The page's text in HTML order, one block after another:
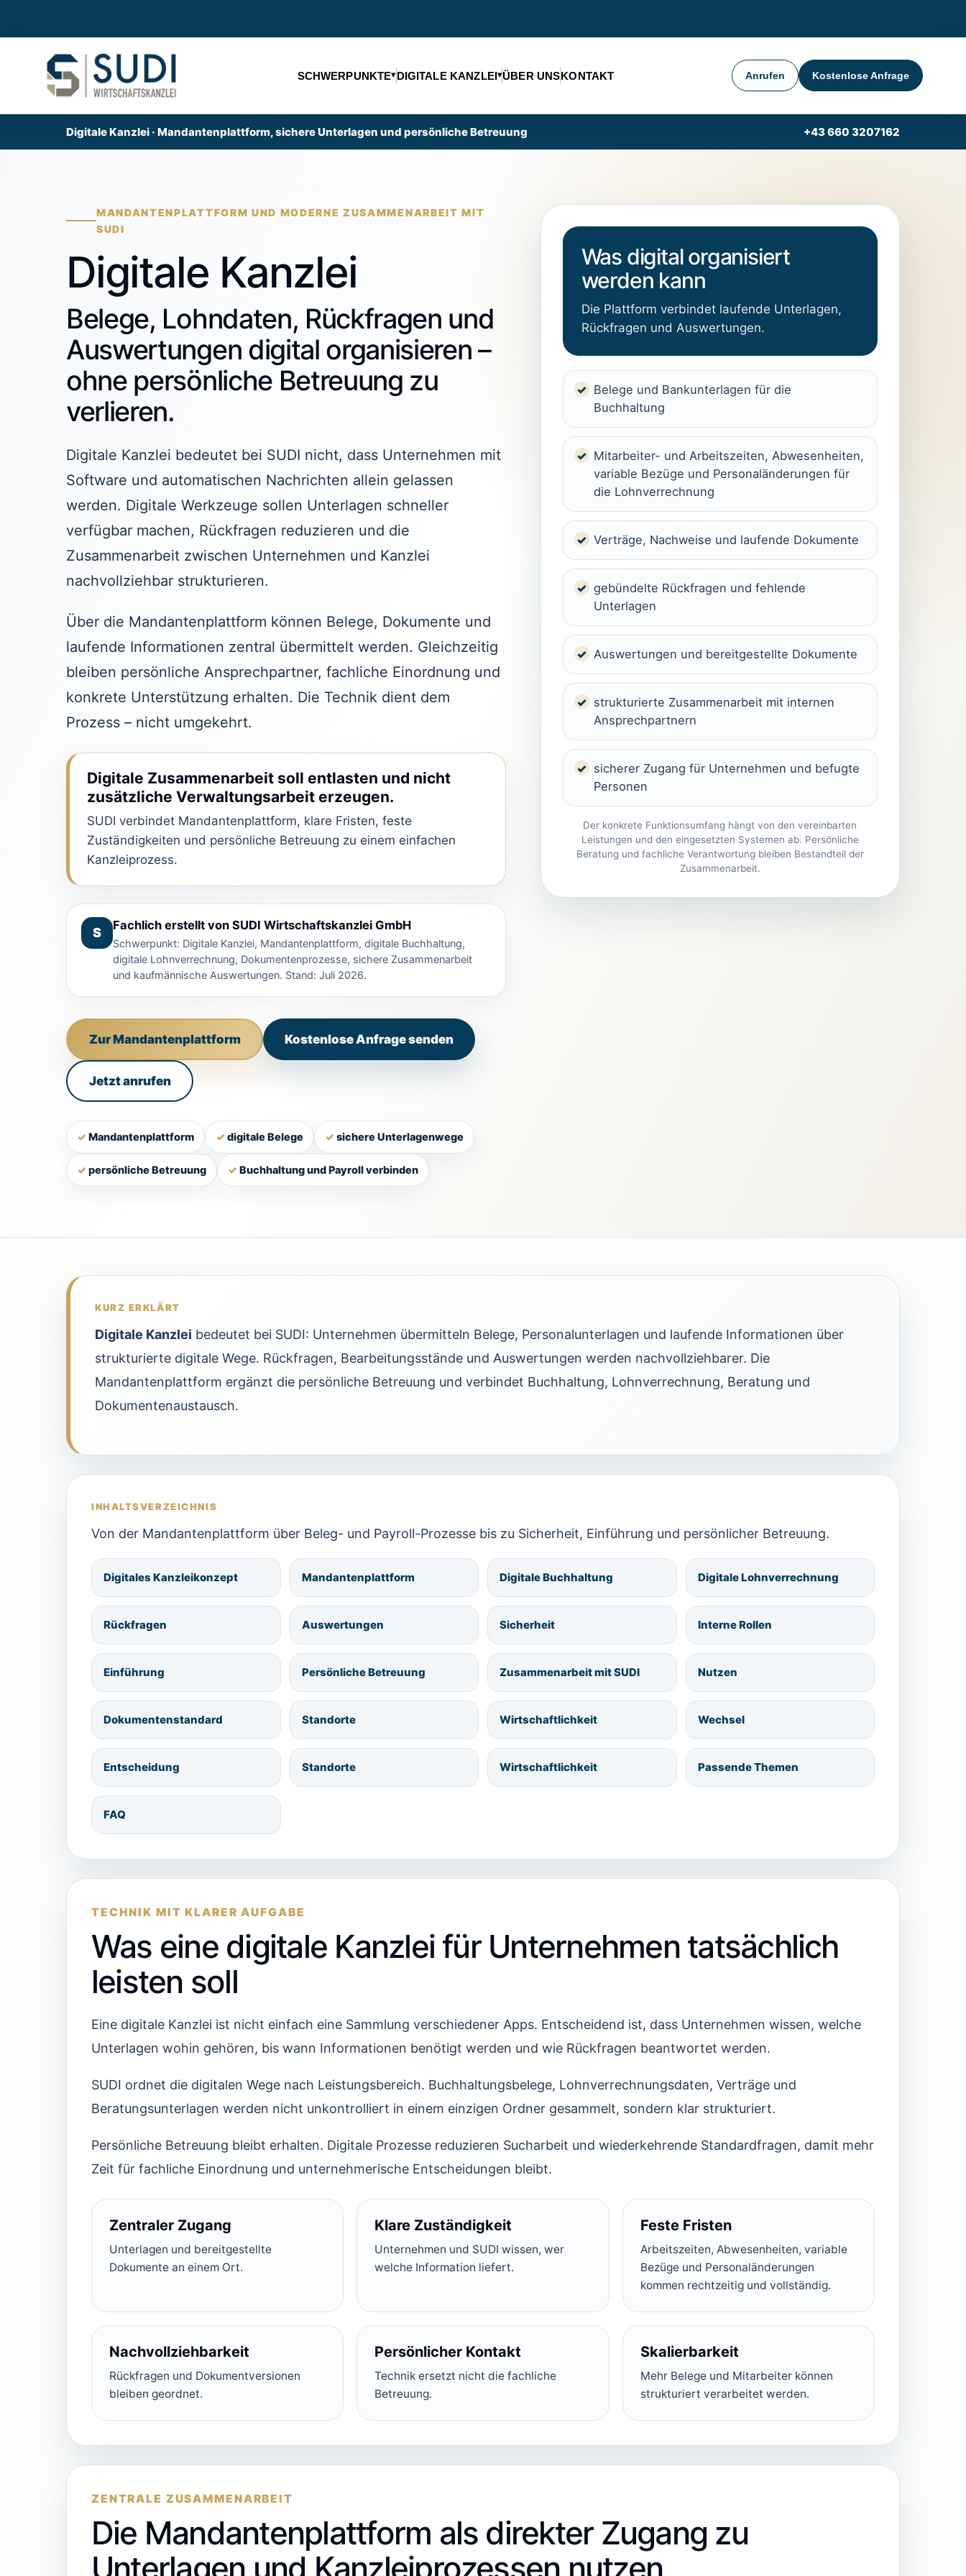
SCHWERPUNKTE DIGITALE KANZLEI ÜBER UNSKONTAKT Anrufen Kostenlose Anfrage
Digitale Kanzlei · Mandantenplattform, sichere Unterlagen und persönliche Betreuung +43 660 3207162
MANDANTENPLATTFORM UND MODERNE ZUSAMMENARBEIT MIT
SUDI
Digitale Kanzlei
Belege, Lohndaten, Rückfragen und
Auswertungen digital organisieren –
ohne persönliche Betreuung zu
verlieren.
Digitale Kanzlei bedeutet bei SUDI nicht, dass Unternehmen mit
Software und automatischen Nachrichten allein gelassen
werden. Digitale Werkzeuge sollen Unterlagen schneller
verfügbar machen, Rückfragen reduzieren und die
Zusammenarbeit zwischen Unternehmen und Kanzlei
nachvollziehbar strukturieren.
Über die Mandantenplattform können Belege, Dokumente und
laufende Informationen zentral übermittelt werden. Gleichzeitig
bleiben persönliche Ansprechpartner, fachliche Einordnung und
konkrete Unterstützung erhalten. Die Technik dient dem
Prozess – nicht umgekehrt.
Digitale Zusammenarbeit soll entlasten und nicht
zusätzliche Verwaltungsarbeit erzeugen.
SUDI verbindet Mandantenplattform, klare Fristen, feste
Zuständigkeiten und persönliche Betreuung zu einem einfachen
Kanzleiprozess.
S Fachlich erstellt von SUDI Wirtschaftskanzlei GmbH
Schwerpunkt: Digitale Kanzlei, Mandantenplattform, digitale Buchhaltung,
digitale Lohnverrechnung, Dokumentenprozesse, sichere Zusammenarbeit
und kaufmännische Auswertungen. Stand: Juli 2026.
Zur Mandantenplattform Kostenlose Anfrage senden
Jetzt anrufen
Mandantenplattform digitale Belege sichere Unterlagenwege
persönliche Betreuung Buchhaltung und Payroll verbinden
Was digital organisiert
werden kann
Die Plattform verbindet laufende Unterlagen,
Rückfragen und Auswertungen.
Belege und Bankunterlagen für die
Buchhaltung
Mitarbeiter- und Arbeitszeiten, Abwesenheiten,
variable Bezüge und Personaländerungen für
die Lohnverrechnung
Verträge, Nachweise und laufende Dokumente
gebündelte Rückfragen und fehlende
Unterlagen
Auswertungen und bereitgestellte Dokumente
strukturierte Zusammenarbeit mit internen
Ansprechpartnern
sicherer Zugang für Unternehmen und befugte
Personen
Der konkrete Funktionsumfang hängt von den vereinbarten
Leistungen und den eingesetzten Systemen ab. Persönliche
Beratung und fachliche Verantwortung bleiben Bestandteil der
Zusammenarbeit.
KURZ ERKLÄRT
Digitale Kanzlei bedeutet bei SUDI: Unternehmen übermitteln Belege, Personalunterlagen und laufende Informationen über
strukturierte digitale Wege. Rückfragen, Bearbeitungsstände und Auswertungen werden nachvollziehbarer. Die
Mandantenplattform ergänzt die persönliche Betreuung und verbindet Buchhaltung, Lohnverrechnung, Beratung und
Dokumentenaustausch.
INHALTSVERZEICHNIS
Von der Mandantenplattform über Beleg- und Payroll-Prozesse bis zu Sicherheit, Einführung und persönlicher Betreuung.
Digitales Kanzleikonzept Mandantenplattform Digitale Buchhaltung Digitale Lohnverrechnung
Rückfragen Auswertungen Sicherheit Interne Rollen
Einführung Persönliche Betreuung Zusammenarbeit mit SUDI Nutzen
Dokumentenstandard Standorte Wirtschaftlichkeit Wechsel
Entscheidung Standorte Wirtschaftlichkeit Passende Themen
FAQ
TECHNIK MIT KLARER AUFGABE
Was eine digitale Kanzlei für Unternehmen tatsächlich
leisten soll
Eine digitale Kanzlei ist nicht einfach eine Sammlung verschiedener Apps. Entscheidend ist, dass Unternehmen wissen, welche
Unterlagen wohin gehören, bis wann Informationen benötigt werden und wie Rückfragen beantwortet werden.
SUDI ordnet die digitalen Wege nach Leistungsbereich. Buchhaltungsbelege, Lohnverrechnungsdaten, Verträge und
Beratungsunterlagen werden nicht unkontrolliert in einem einzigen Ordner gesammelt, sondern klar strukturiert.
Persönliche Betreuung bleibt erhalten. Digitale Prozesse reduzieren Sucharbeit und wiederkehrende Standardfragen, damit mehr
Zeit für fachliche Einordnung und unternehmerische Entscheidungen bleibt.
Zentraler Zugang
Unterlagen und bereitgestellte
Dokumente an einem Ort.
Klare Zuständigkeit
Unternehmen und SUDI wissen, wer
welche Information liefert.
Feste Fristen
Arbeitszeiten, Abwesenheiten, variable
Bezüge und Personaländerungen
kommen rechtzeitig und vollständig.
Nachvollziehbarkeit
Rückfragen und Dokumentversionen
bleiben geordnet.
Persönlicher Kontakt
Technik ersetzt nicht die fachliche
Betreuung.
Skalierbarkeit
Mehr Belege und Mitarbeiter können
strukturiert verarbeitet werden.
ZENTRALE ZUSAMMENARBEIT
Die Mandantenplattform als direkter Zugang zu
Unterlagen und Kanzleiprozessen nutzen